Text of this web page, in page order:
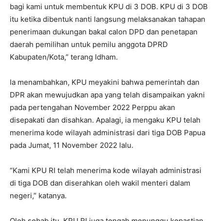
bagi kami untuk membentuk KPU di 3 DOB. KPU di 3 DOB
itu ketika dibentuk nanti langsung melaksanakan tahapan
penerimaan dukungan bakal calon DPD dan penetapan
daerah pemilihan untuk pemilu anggota DPRD
Kabupaten/Kota,” terang Idham.
Ia menambahkan, KPU meyakini bahwa pemerintah dan
DPR akan mewujudkan apa yang telah disampaikan yakni
pada pertengahan November 2022 Perppu akan
disepakati dan disahkan. Apalagi, ia mengaku KPU telah
menerima kode wilayah administrasi dari tiga DOB Papua
pada Jumat, 11 November 2022 lalu.
“Kami KPU RI telah menerima kode wilayah administrasi
di tiga DOB dan diserahkan oleh wakil menteri dalam
negeri,” katanya.